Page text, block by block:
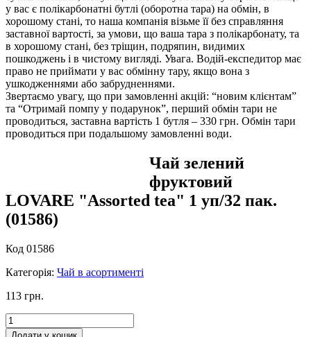
у вас є полікарбонатні бутлі (оборотна тара) на обмін, в
хорошому стані, то наша компанія візьме її без справляння
заставної вартості, за умови, що ваша тара з полікарбонату, та
в хорошому стані, без тріщин, подряпин, видимих
пошкоджень і в чистому вигляді. Увага. Водій-експедитор має
право не приймати у вас обмінну тару, якщо вона з
ушкодженнями або забрудненнями.
Звертаємо увагу, що при замовленні акцій: “новим клієнтам”
та “Отримай помпу у подарунок”, перший обмін тари не
проводиться, заставна вартість 1 бутля – 330 грн. Обмін тари
проводиться при подальшому замовленні води.
Чай зелений
фруктовий
LOVARE "Assorted tea" 1 уп/32 пак.
(01586)
Код 01586
Категорія: Чай в асортименті
113 грн.
Чай
зелений